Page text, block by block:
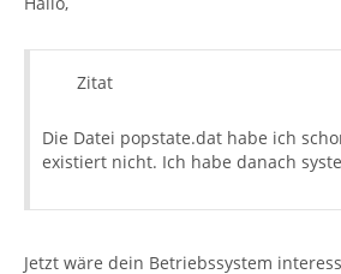
Zitat
Die Datei popstate.dat habe ich
existiert nicht. Ich habe danach
Jetzt wäre dein Betriebssystem